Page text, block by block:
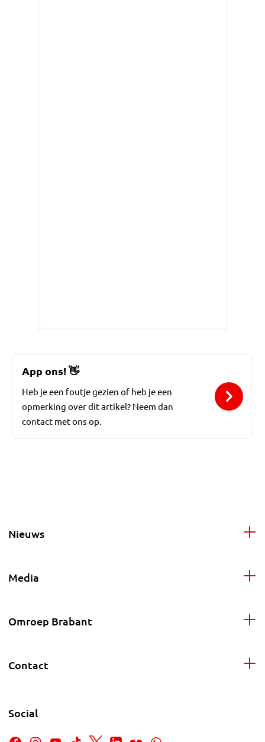
App ons!👋
Heb je een foutje gezien of heb je een
opmerking over dit artikel? Neem dan
contact met ons op.
Nieuws
Media
Omroep Brabant
Contact
Social